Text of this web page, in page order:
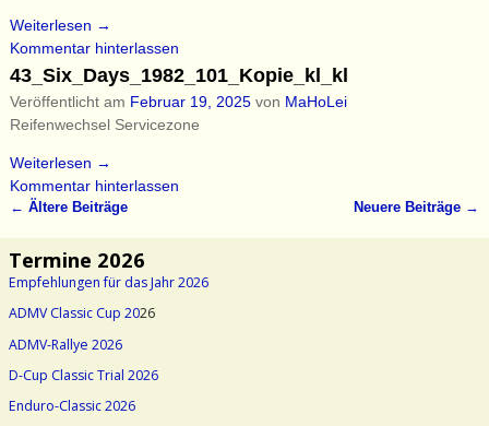
Weiterlesen →
Kommentar hinterlassen
43_Six_Days_1982_101_Kopie_kl_kl
Veröffentlicht am Februar 19, 2025 von MaHoLei
Reifenwechsel Servicezone
Weiterlesen →
Kommentar hinterlassen
← Ältere Beiträge Neuere Beiträge →
Termine 2026
Empfehlungen für das Jahr 2026
ADMV Classic Cup 2026
ADMV-Rallye 2026
D-Cup Classic Trial 2026
Enduro-Classic 2026